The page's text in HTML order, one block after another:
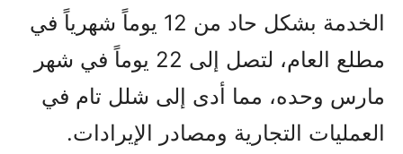
الخدمة بشكل حاد من 12 يوماً شهرياً في
مطلع العام، لتصل إلى 22 يوماً في شهر
مارس وحده، مما أدى إلى شلل تام في
العمليات التجارية ومصادر الإيرادات.